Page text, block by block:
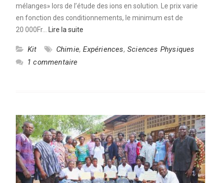
mélanges» lors de l’étude des ions en solution. Le prix varie
en fonction des conditionnements, le minimum est de
20 000Fr…
Lire la suite
Kit Chimie,Expériences, Sciences Physiques
1 commentaire